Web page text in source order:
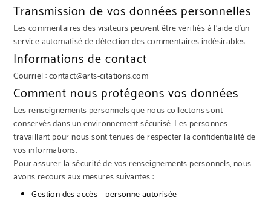
Transmission de vos données personnelles
Les commentaires des visiteurs peuvent être vérifiés à l’aide d’un
service automatisé de détection des commentaires indésirables.
Informations de contact
Courriel : contact@arts-citations.com
Comment nous protégeons vos données
Les renseignements personnels que nous collectons sont
conservés dans un environnement sécurisé. Les personnes
travaillant pour nous sont tenues de respecter la confidentialité de
vos informations.
Pour assurer la sécurité de vos renseignements personnels, nous
avons recours aux mesures suivantes :